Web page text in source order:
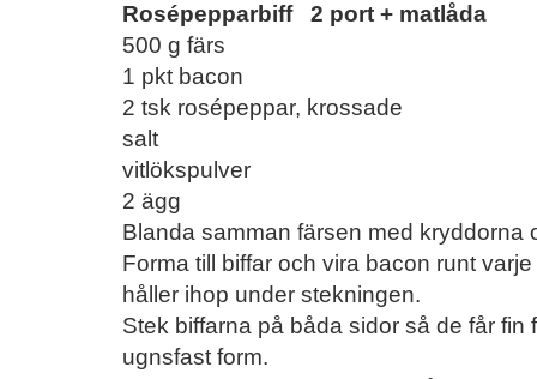
Rosépepparbiff 2 port + matlåda
500 g färs
1 pkt bacon
2 tsk rosépeppar, krossade
salt
vitlökspulver
2 ägg
Blanda samman färsen med kryddorna
Forma till biffar och vira bacon runt
håller ihop under stekningen.
Stek biffarna på båda sidor så de får
ugnsfast form.